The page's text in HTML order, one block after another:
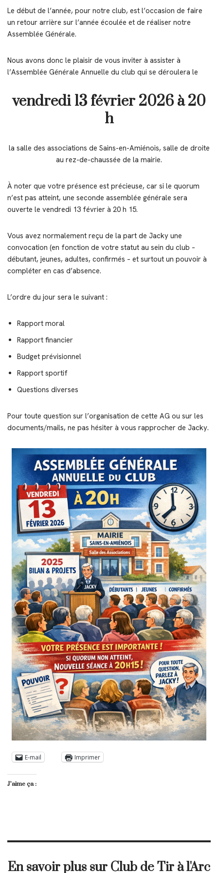
Le début de l’année, pour notre club, est l’occasion de faire
un retour arrière sur l’année écoulée et de réaliser notre
Assemblée Générale.
Nous avons donc le plaisir de vous inviter à assister à
l’Assemblée Générale Annuelle du club qui se déroulera le
vendredi 13 février 2026 à 20
h
la salle des associations de Sains-en-Amiénois, salle de droite
au rez-de-chaussée de la mairie.
À noter que votre présence est précieuse, car si le quorum
n’est pas atteint, une seconde assemblée générale sera
ouverte le vendredi 13 février à 20 h 15.
Vous avez normalement reçu de la part de Jacky une
convocation (en fonction de votre statut au sein du club –
débutant, jeunes, adultes, confirmés – et surtout un pouvoir à
compléter en cas d’absence.
L’ordre du jour sera le suivant :
Rapport moral
Rapport financier
Budget prévisionnel
Rapport sportif
Questions diverses
Pour toute question sur l’organisation de cette AG ou sur les
documents/mails, ne pas hésiter à vous rapprocher de Jacky.
E-mail Imprimer
J’aime ça :
En savoir plus sur Club de Tir à l'Arc